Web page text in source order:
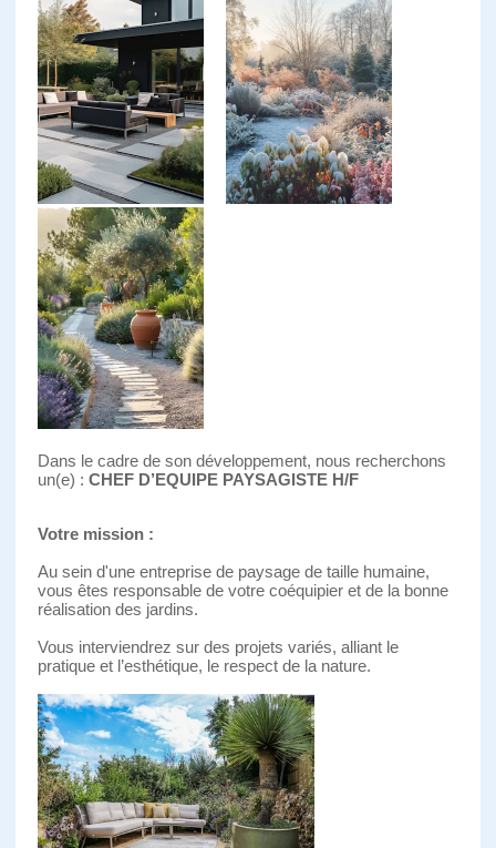
Dans le cadre de son développement, nous recherchons
un(e) : CHEF D’EQUIPE PAYSAGISTE H/F
Votre mission :
Au sein d'une entreprise de paysage de taille humaine,
vous êtes responsable de votre coéquipier et de la bonne
réalisation des jardins.
Vous interviendrez sur des projets variés, alliant le
pratique et l’esthétique, le respect de la nature.